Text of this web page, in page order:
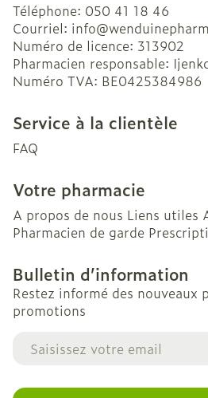
Téléphone: 050 41 18 46
Courriel: info@
Numéro de licence: 313902
Pharmacien responsable:
Numéro TVA: BE0425384986
Service à la clientèle
FAQ
Votre pharmacie
A propos de nous Liens utiles
Pharmacien de garde
Bulletin d’information
Restez informé des nouveaux
promotions
Adresse mail